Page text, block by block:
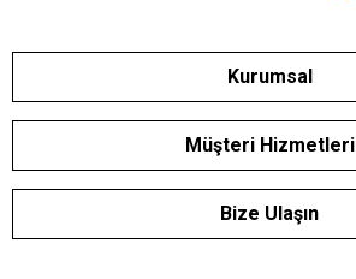
Kurumsal
Müşteri Hizmetleri
Bize Ulaşın